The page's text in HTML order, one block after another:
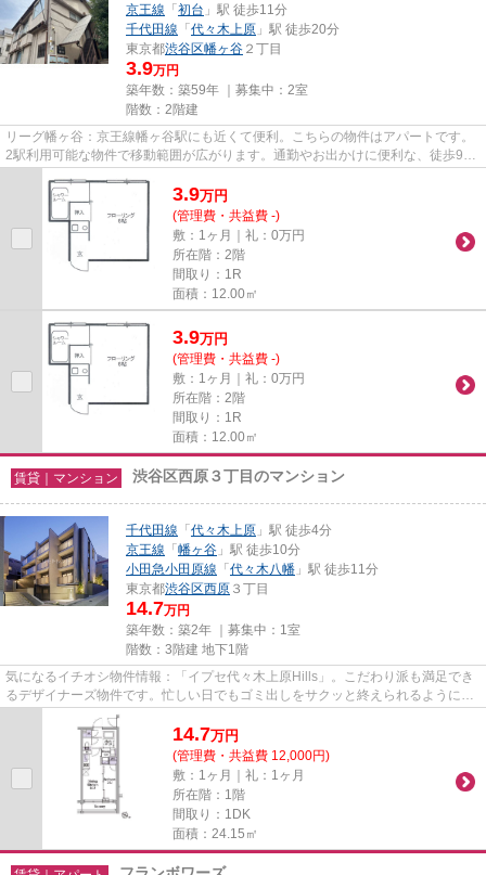
京王線 「初台 」駅 徒歩11分
千代田線 「代々木上原 」駅 徒歩20分
東京都渋谷区幡ヶ谷 ２丁目
3.9万円
築年数：築59年 ｜募集中： 2室
階数：2階建
リーグ幡ヶ谷：京王線幡ヶ谷駅にも近くて便利。こちらの物件はアパートです。
2駅利用可能な物件で移動範囲が広がります。通勤やお出かけに便利な、徒歩9分
に駅のある物件です。渋谷区...
3.9万円
(管理費・共益費 -)
敷：1ヶ月｜礼：0万円
所在階：2階
間取り：1R
面積：12.00㎡
3.9万円
(管理費・共益費 -)
敷：1ヶ月｜礼：0万円
所在階：2階
間取り：1R
面積：12.00㎡
賃貸｜マンション 渋谷区西原３丁目のマンション
千代田線 「代々木上原 」駅 徒歩4分
京王線 「幡ヶ谷 」駅 徒歩10分
小田急小田原線 「代々木八幡 」駅 徒歩11分
東京都渋谷区西原 ３丁目
14.7万円
築年数：築2年 ｜募集中： 1室
階数：3階建 地下1階
気になるイチオシ物件情報：「イプセ代々木上原Hills」。こだわり派も満足でき
るデザイナーズ物件です。忙しい日でもゴミ出しをサクッと終えられるように、
敷地内にゴミ置き場を備えて...
14.7万円
(管理費・共益費 12,000円)
敷：1ヶ月｜礼：1ヶ月
所在階：1階
間取り：1DK
面積：24.15㎡